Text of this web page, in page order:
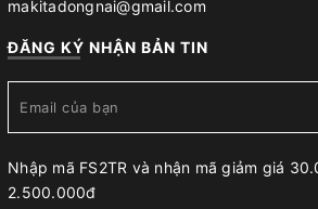
makitadongnai@gmail.com
ĐĂNG KÝ NHẬN BẢN TIN
Nhập mã FS2TR và nhận mã giảm giá
2.500.000đ